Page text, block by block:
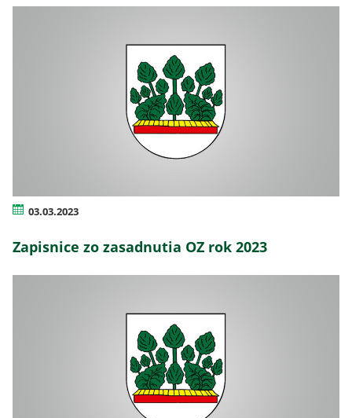
03.03.2023
Zapisnice zo zasadnutia OZ rok 2023